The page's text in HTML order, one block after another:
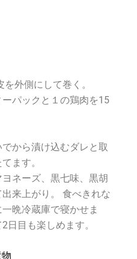
外側にして巻く。
パックと１の鶏肉を15
から漬け込むダレと取
ます。
ネーズ、黒七味、黒胡
来上がり。 食べきれな
晩冷蔵庫で寝かせま
2日目も楽しめます。